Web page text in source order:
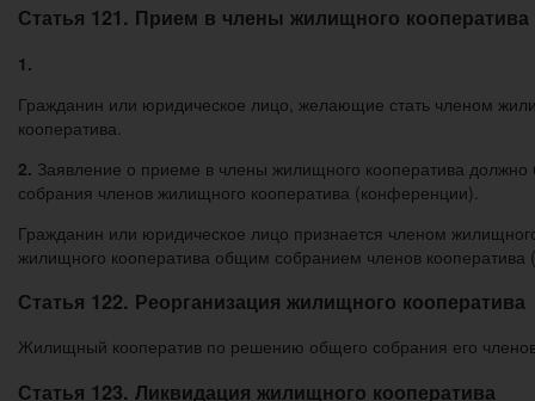
Статья 121. Прием в члены жилищного кооператива
1.
Гражданин или юридическое лицо, желающие стать членом
кооператива.
2. Заявление о приеме в члены жилищного кооператива
собрания членов жилищного кооператива (конференции).
Гражданин или юридическое лицо признается членом
жилищного кооператива общим собранием членов
Статья 122. Реорганизация жилищного кооператива
Жилищный кооператив по решению общего собрания его
Статья 123. Ликвидация жилищного кооператива